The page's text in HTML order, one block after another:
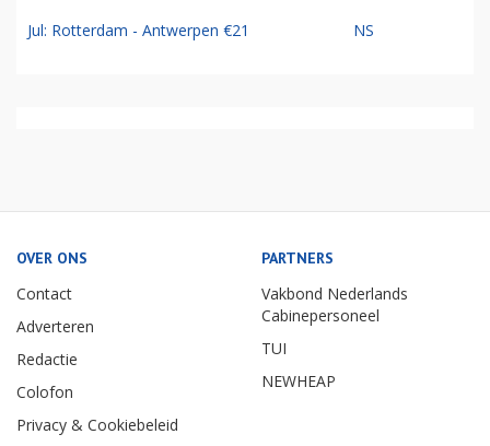
Jul: Rotterdam - Antwerpen €21 NS
OVER ONS
Contact
Adverteren
Redactie
Colofon
Privacy & Cookiebeleid
PARTNERS
Vakbond Nederlands
Cabinepersoneel
TUI
NEWHEAP